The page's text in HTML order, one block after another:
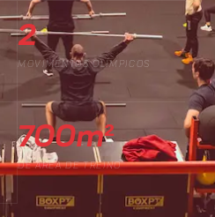
2
MOVIMENTOS OLÍMPICOS
700m²
DE ÁREA DE TREINO